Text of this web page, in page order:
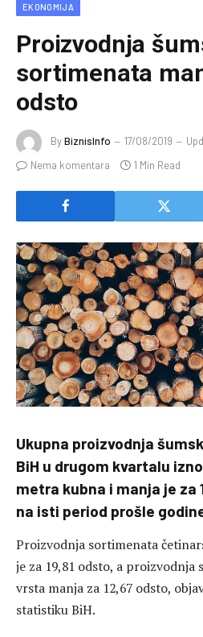
EKONOMIJA
Proizvodnja
sortimenata
odsto
ByBiznisInfo 17/08/2019
Nema komentara
1 Min Read
Ukupna proizvodnja
BiH u drugom kvartalu
metra kubna i manja je za
na isti period prošle
Proizvodnja sortimenata
je za 19,81 odsto, a
vrsta manja za 12,67 odsto,
statistiku BiH.